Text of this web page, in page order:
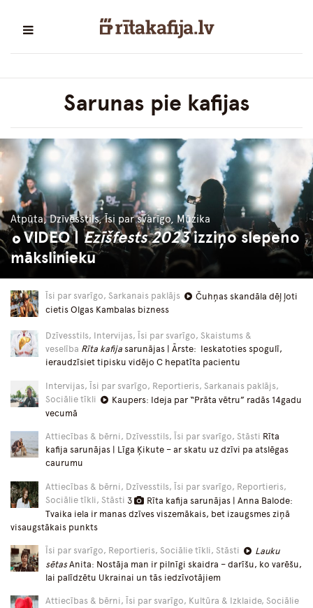
Sarunas pie kafijas
Atpūta, Dzīvesstils, Īsi par svarīgo, Mūzika
VIDEO | Ezīšfests 2023izziņo slepeno
mākslinieku
Īsi par svarīgo, Sarkanais paklājs
Čuhņas skandāla dēļ ļoti
cietis Olgas Kambalas bizness
Dzīvesstils, Intervijas, Īsi par svarīgo, Skaistums &
veselība Rīta kafija sarunājas | Ārste: Ieskatoties spogulī,
ieraudzīsiet tipisku vidējo C hepatīta pacientu
Intervijas, Īsi par svarīgo, Reportieris, Sarkanais paklājs,
Sociālie tīkli
Kaupers: Ideja par “Prāta vētru” radās 14gadu
vecumā
Attiecības & bērni, Dzīvesstils, Īsi par svarīgo, Stāsti Rīta
kafija sarunājas | Līga Ķikute – ar skatu uz dzīvi pa atslēgas
caurumu
Attiecības & bērni, Dzīvesstils, Īsi par svarīgo, Reportieris,
Sociālie tīkli, Stāsti 3
Rīta kafija sarunājas | Anna Balode:
Tvaika iela ir manas dzīves viszemākais, bet izaugsmes ziņā
visaugstākais punkts
Īsi par svarīgo, Reportieris, Sociālie tīkli, Stāsti
Lauku
sētasAnita: Nostāja man ir pilnīgi skaidra – darīšu, ko varēšu,
lai palīdzētu Ukrainai un tās iedzīvotājiem
Attiecības & bērni, Īsi par svarīgo, Kultūra & Izklaide, Sociālie